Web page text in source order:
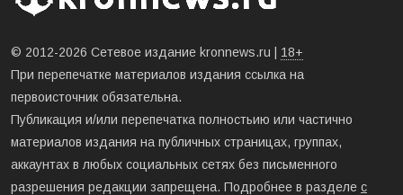
© 2012-2026 Сетевое издание kronnews.ru | 18+
При перепечатке материалов издания ссылка на
первоисточник обязательна.
Публикация и/или перепечатка полностьию или частично
материалов издания на публичных страницах, группах,
аккаунтах в любых социальных сетях без письменного
разрешения редакции запрещена. Подробнее в разделе с